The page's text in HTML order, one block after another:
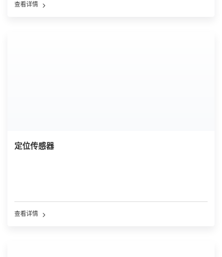
查看详情
定位传感器
查看详情